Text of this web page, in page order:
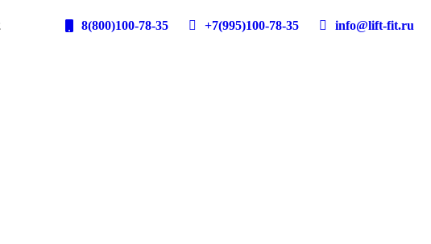
8(800)100-78-35 +7(995)100-78-35 info@lift-fit.ru